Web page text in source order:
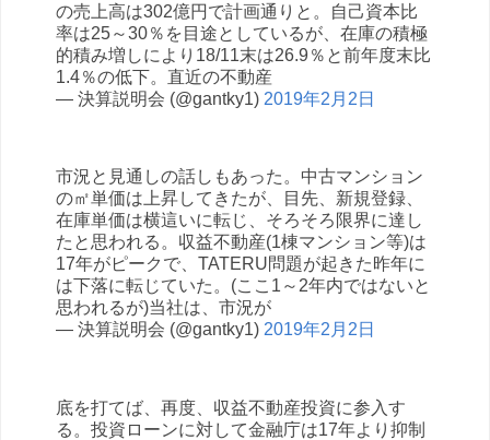
の売上高は302億円で計画通りと。自己資本比
率は25～30％を目途としているが、在庫の積極
的積み増しにより18/11末は26.9％と前年度末比
1.4％の低下。直近の不動産
— 決算説明会 (@gantky1) 2019年2月2日
市況と見通しの話しもあった。中古マンション
の㎡単価は上昇してきたが、目先、新規登録、
在庫単価は横這いに転じ、そろそろ限界に達し
たと思われる。収益不動産(1棟マンション等)は
17年がピークで、TATERU問題が起きた昨年に
は下落に転じていた。(ここ1～2年内ではないと
思われるが)当社は、市況が
— 決算説明会 (@gantky1) 2019年2月2日
底を打てば、再度、収益不動産投資に参入す
る。投資ローンに対して金融庁は17年より抑制